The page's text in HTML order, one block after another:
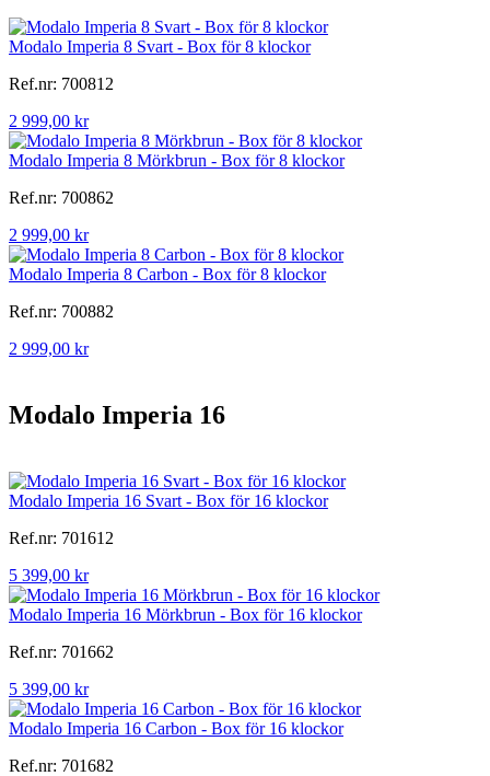
Modalo Imperia 8 Svart - Box för 8 klockor
Ref.nr: 700812
2 999,00 kr
Modalo Imperia 8 Mörkbrun - Box för 8 klockor
Ref.nr: 700862
2 999,00 kr
Modalo Imperia 8 Carbon - Box för 8 klockor
Ref.nr: 700882
2 999,00 kr
Modalo Imperia 16
Modalo Imperia 16 Svart - Box för 16 klockor
Ref.nr: 701612
5 399,00 kr
Modalo Imperia 16 Mörkbrun - Box för 16 klockor
Ref.nr: 701662
5 399,00 kr
Modalo Imperia 16 Carbon - Box för 16 klockor
Ref.nr: 701682